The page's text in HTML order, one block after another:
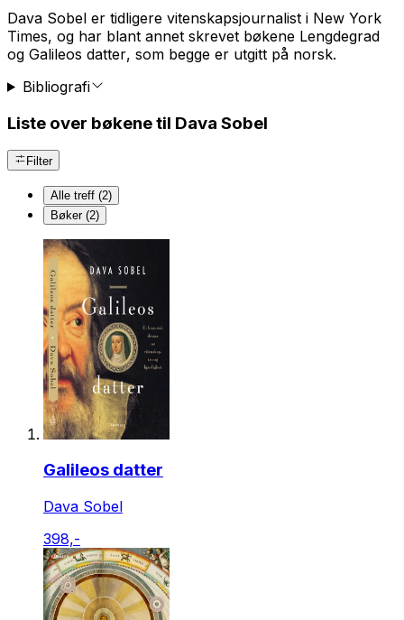
Dava Sobel er tidligere vitenskapsjournalist i New York
Times, og har blant annet skrevet bøkene Lengdegrad
og Galileos datter, som begge er utgitt på norsk.
Bibliografi
Liste over bøkene til Dava Sobel
Filter
Alle treff (2)
Bøker (2)
Galileos datter
Dava Sobel
398,-